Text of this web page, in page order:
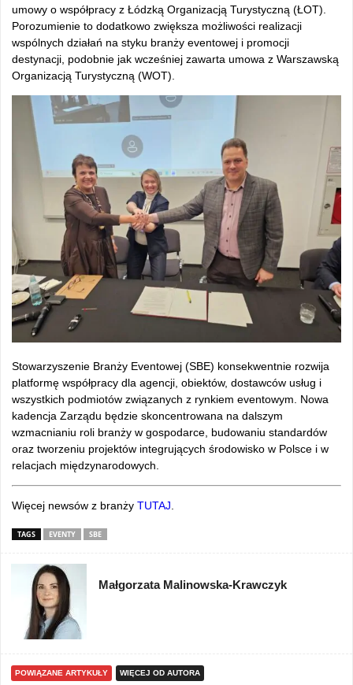
umowy o współpracy z Łódzką Organizacją Turystyczną (ŁOT).
Porozumienie to dodatkowo zwiększa możliwości realizacji
wspólnych działań na styku branży eventowej i promocji
destynacji, podobnie jak wcześniej zawarta umowa z Warszawską
Organizacją Turystyczną (WOT).
Stowarzyszenie Branży Eventowej (SBE) konsekwentnie rozwija
platformę współpracy dla agencji, obiektów, dostawców usług i
wszystkich podmiotów związanych z rynkiem eventowym. Nowa
kadencja Zarządu będzie skoncentrowana na dalszym
wzmacnianiu roli branży w gospodarce, budowaniu standardów
oraz tworzeniu projektów integrujących środowisko w Polsce i w
relacjach międzynarodowych.
Więcej newsów z branży TUTAJ
TAGS EVENTY SBE
Małgorzata Malinowska-Krawczyk
POWIĄZANE ARTYKUŁY WIĘCEJ OD AUTORA